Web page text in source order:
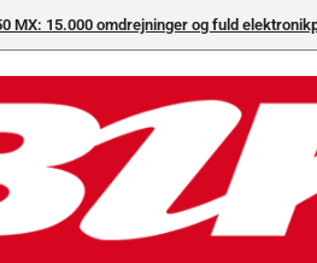
MX: 15.000 omdrejninger og fuld